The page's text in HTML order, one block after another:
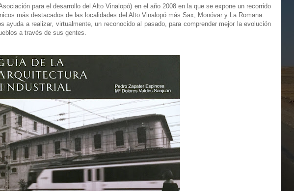
para el desarrollo del Alto Vinalopó) en el año 2008 en la que se expone un recorrido
más destacados de las localidades del Alto Vinalopó más Sax, Monóvar y La Romana.
ayuda a realizar, virtualmente, un reconocido al pasado, para comprender mejor la evolución
a través de sus gentes.